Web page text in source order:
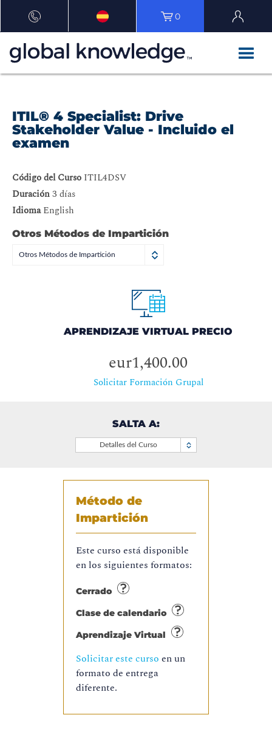
0
ITIL® 4 Specialist: Drive
Stakeholder Value - Incluido el
examen
Código del Curso ITIL4DSV
Duración3 días
IdiomaEnglish
Otros Métodos de Impartición
Otros Métodos de Impartición
APRENDIZAJE VIRTUAL PRECIO
eur1,400.00
Solicitar Formación Grupal
SALTA A:
Detalles del Curso
Método de
Impartición
Este curso está disponible
en los siguientes formatos:
Cerrado
Clase de calendario
Aprendizaje Virtual
Solicitar este curso en un
formato de entrega
diferente.